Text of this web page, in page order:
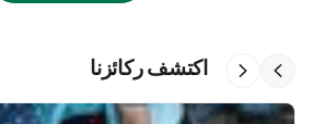
اكتشف ركائزنا